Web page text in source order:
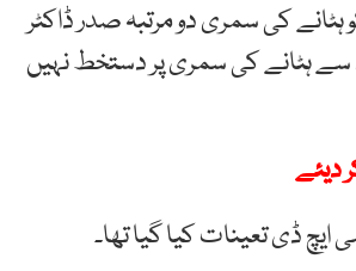
کی سمری دو مرتبہ صدر ڈاکٹر
سے ہٹانے کی سمری پر دستخط نہیں